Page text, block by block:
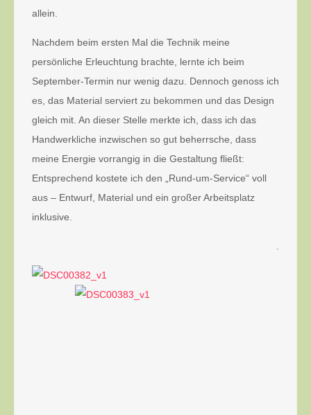
allein.
Nachdem beim ersten Mal die Technik meine
persönliche Erleuchtung brachte, lernte ich beim
September-Termin nur wenig dazu. Dennoch genoss ich
es, das Material serviert zu bekommen und das Design
gleich mit. An dieser Stelle merkte ich, dass ich das
Handwerkliche inzwischen so gut beherrsche, dass
meine Energie vorrangig in die Gestaltung fließt:
Entsprechend kostete ich den „Rund-um-Service“ voll
aus – Entwurf, Material und ein großer Arbeitsplatz
inklusive.